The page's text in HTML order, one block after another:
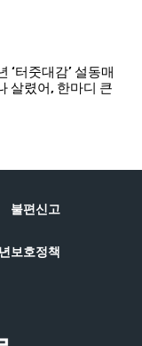
불편신고
보호정책